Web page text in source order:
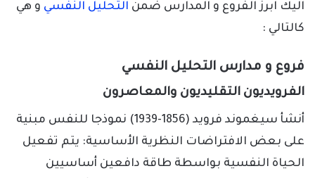
اليك ابرز الفروع و المدارس ضمن التحليل النفسي و هي
كالتالي :
فروع و مدارس التحليل النفسي
الفرويديون التقليديون والمعاصرون
أنشأ سيغموند فرويد (1856-1939) نموذجا للنفس مبنية
على بعض الافتراضات النظرية الأساسية: يتم تفعيل
الحياة النفسية بواسطة طاقة دافعين أساسيين